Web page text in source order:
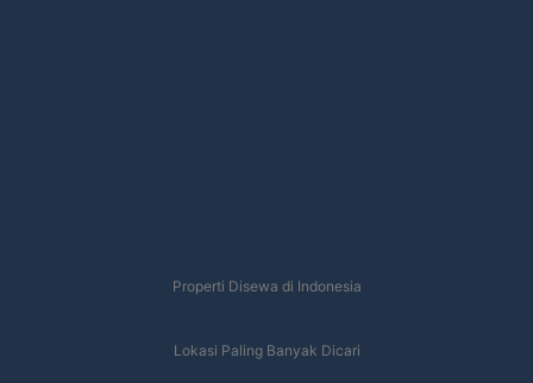
Properti Disewa di Indonesia
Lokasi Paling Banyak Dicari